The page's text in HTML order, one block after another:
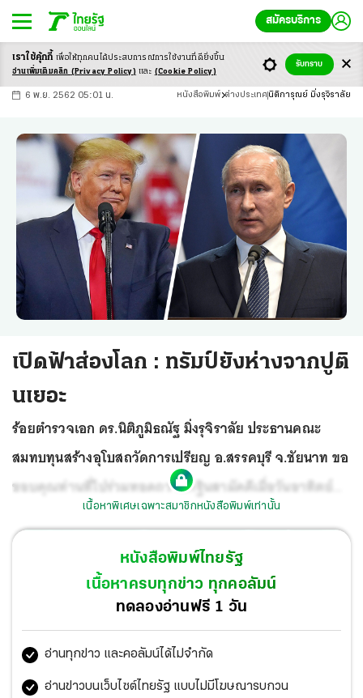
สมัครบริการ
-ก ก ก+
6 พ.ย. 2562 05:01 น. หนังสือพิมพ์ ต่างประเทศ นิติการุณย์ มิ่งรุจิราลัย
เปิดฟ้าส่องโลก : ทรัมป์ยังห่างจากปูติ
นเยอะ
ร้อยตำรวจเอก ดร.นิติภูมิธณัฐ มิ่งรุจิราลัย ประธานคณะ
สมทบทุนสร้างอุโบสถวัดการเปรียญ อ.สรรคบุรี จ.ชัยนาท ขอ
ขอบคุณท่านที่ไปร่วมทอดถวายกฐินสามัคคีเมื่อวันอาทิตย์ที่
3 พฤศจิกายน 2562 โดยได้เงินทำบุญเพื่อใช้ในการสร้าง
โบสถ์เกินหนึ่งล้านบาท
เนื้อหาพิเศษเฉพาะสมาชิกหนังสือพิมพ์เท่านั้น
หนังสือพิมพ์ไทยรัฐ
เนื้อหาครบทุกข่าว ทุกคอลัมน์
ทดลองอ่านฟรี 1 วัน
อ่านทุกข่าว และคอลัมน์ได้ไม่จำกัด
อ่านข่าวบนเว็บไซต์ไทยรัฐ แบบไม่มีโฆษณารบกวน
เราใช้คุ้กกี้ เพื่อให้ทุกคนได้ประสบการณ์การใช้งานที่ดียิ่งขึ้น
อ่านเพิ่มเติมคลิก (Privacy Policy) และ (Cookie Policy)
รับทราบ